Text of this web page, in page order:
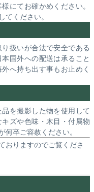
にてお確かめください。
ください。
扱いが合法で安全である
国外への配送は承ること
へ持ち出す事もお止めく
を撮影した物を使用して
ズや色味・木目・付属物
卒ご容赦ください。
おりますのでご覧くださ